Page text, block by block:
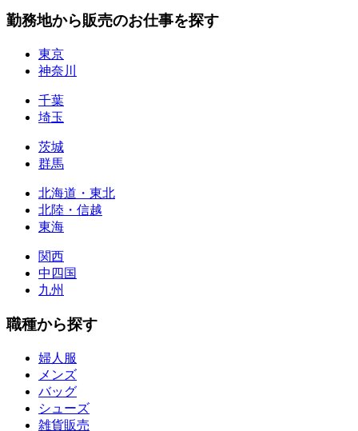
勤務地から販売のお仕事を探す
東京
神奈川
千葉
埼玉
茨城
群馬
北海道・東北
北陸・信越
東海
関西
中四国
九州
職種から探す
婦人服
メンズ
バッグ
シューズ
雑貨販売